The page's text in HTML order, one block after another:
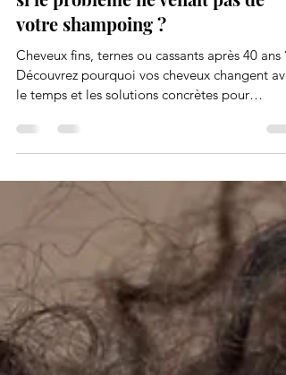
Cheveux fins, ternes, cassants : et
si le problème ne venait pas de
votre shampoing ?
Cheveux fins, ternes ou cassants après 40 ans ?
le temps et les solutions concrètes pour
retrouver force, densité et brillance grâce à
ciblés et à une routine capillaire adaptée.